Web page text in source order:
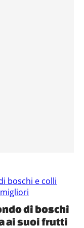
di boschi
ai suoi frutti